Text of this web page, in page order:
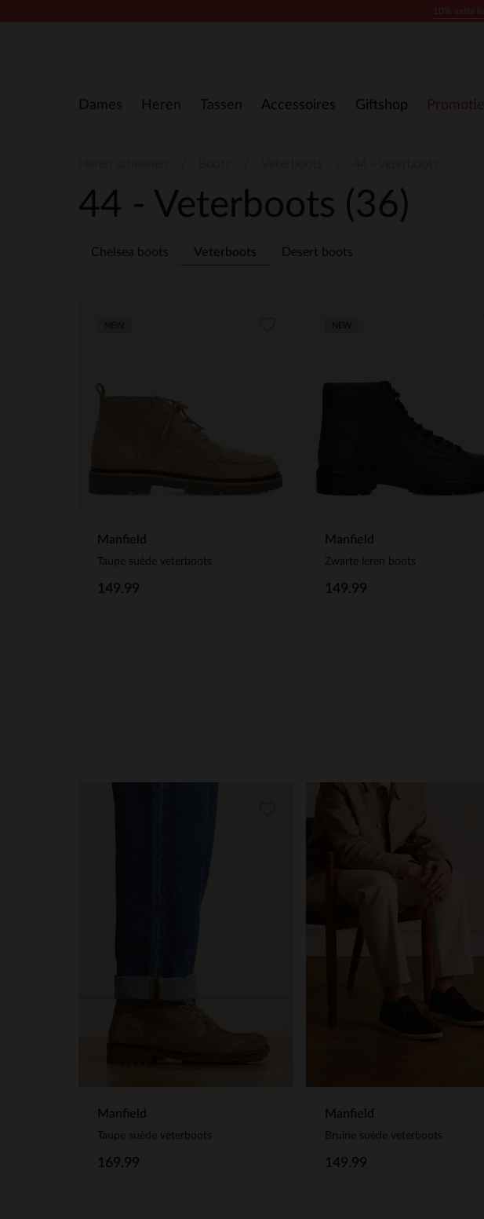
Dames Heren Tassen Accessoires Giftshop Promotie
44 - Veterboots (36)
Chelsea boots Veterboots Desert boots
Manfield
Taupe suède veterboots
149.99
Manfield
Zwarte leren boots
149.99
Manfield
Taupe suède veterboots
169.99
Manfield
Bruine suède veterboots
149.99